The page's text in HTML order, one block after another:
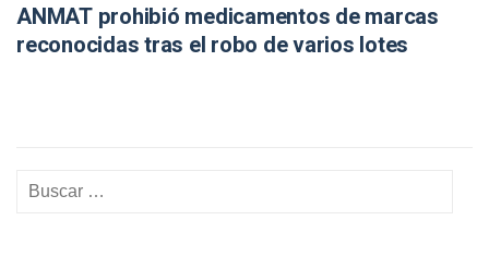
ANMAT prohibió medicamentos de marcas
reconocidas tras el robo de varios lotes